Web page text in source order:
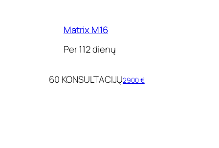
Matrix M16
Per 112 dienų
60 KONSULTACIJŲ2900 €